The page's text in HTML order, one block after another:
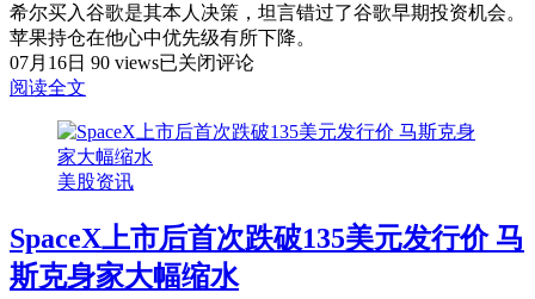
至
15%
幅
大
空
里
声
希尔买入谷歌是其本人决策，坦言错过了谷歌早期投资机会。
苹果持仓在他心中优先级有所下降。
07月16日 90 views巴
再
赌
场
论
已关闭评论
阅读全文
美股资讯
SpaceX上市后首次跌破135美元发行价 马
斯克身家大幅缩水